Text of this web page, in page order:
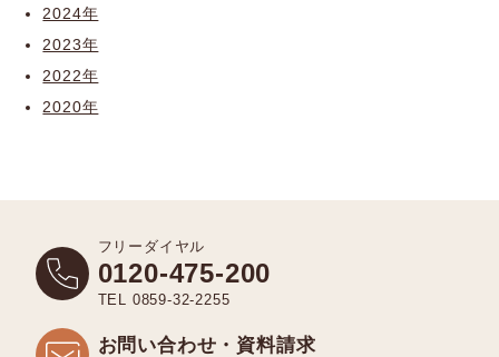
2024年
2023年
2022年
2020年
フリーダイヤル
0120-475-200
TEL 0859-32-2255
お問い合わせ・資料請求